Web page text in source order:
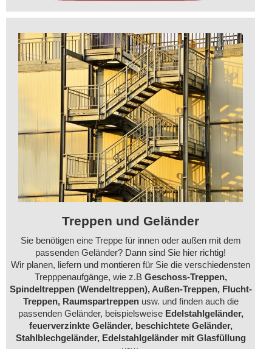
Treppen und Geländer
Sie benötigen eine Treppe für innen oder außen mit dem
passenden Geländer? Dann sind Sie hier richtig!
Wir planen, liefern und montieren für Sie die verschiedensten
Trepppenaufgänge, wie z.B Geschoss-Treppen,
Spindeltreppen (Wendeltreppen), Außen-Treppen, Flucht-
Treppen, Raumspartreppenusw. und finden auch die
passenden Geländer, beispielsweise Edelstahlgeländer,
feuerverzinkte Geländer,beschichtete Geländer,
Stahlblechgeländer, Edelstahlgeländer mit Glasfüllung